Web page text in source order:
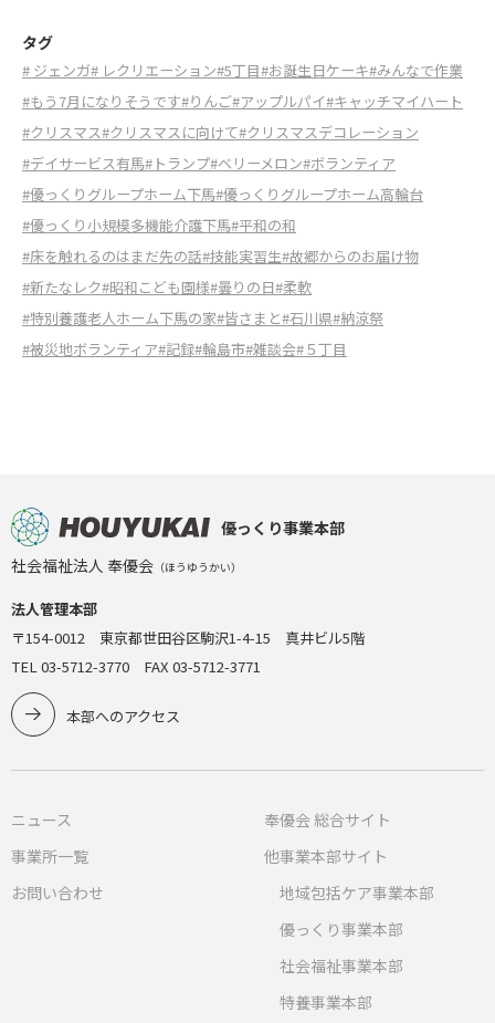
タグ
# ジェンガ# レクリエーション#5丁目#お誕生日ケーキ#みんなで作業
#もう7月になりそうです#りんご#アップルパイ#キャッチマイハート
#クリスマス#クリスマスに向けて#クリスマスデコレーション
#デイサービス有馬#トランプ#ベリーメロン#ボランティア
#優っくりグループホーム下馬#優っくりグループホーム高輪台
#優っくり小規模多機能介護下馬#平和の和
#床を触れるのはまだ先の話#技能実習生#故郷からのお届け物
#新たなレク#昭和こども園様#曇りの日#柔軟
#特別養護老人ホーム下馬の家#皆さまと#石川県#納涼祭
#被災地ボランティア#記録#輪島市#雑談会#５丁目
優っくり事業本部
社会福祉法人 奉優会 （ほうゆうかい）
法人管理本部
〒154-0012 東京都世田谷区駒沢1-4-15 真井ビル5階
TEL 03-5712-3770 FAX 03-5712-3771
本部へのアクセス
ニュース
事業所一覧
お問い合わせ
奉優会 総合サイト
他事業本部サイト
地域包括ケア事業本部
優っくり事業本部
社会福祉事業本部
特養事業本部